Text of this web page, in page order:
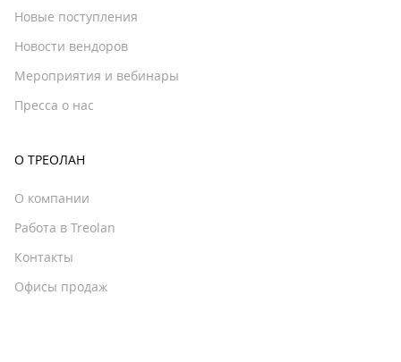
Новые поступления
Новости вендоров
Мероприятия и вебинары
Пресса о нас
О ТРЕОЛАН
О компании
Работа в Treolan
Контакты
Офисы продаж